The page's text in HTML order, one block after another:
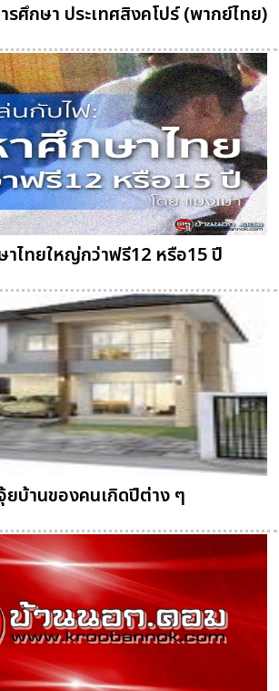
ศึกษา ประเทศสิงคโปร์ (พากย์ไทย)
ไทยใหญ่กว่าฟรี12 หรือ15 ปี
ยบ้านของคนเกิดปีต่าง ๆ